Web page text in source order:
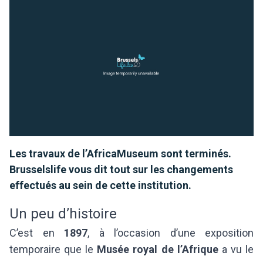
Les travaux de l’AfricaMuseum sont terminés.
Brusselslife vous dit tout sur les changements
effectués au sein de cette institution.
Un peu d’histoire
C’est en 1897, à l’occasion d’une exposition
temporaire que le Musée royal de l’Afriquea vu le